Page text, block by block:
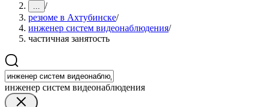
... /
резюме в Ахтубинске/
инженер систем видеонаблюдения/
частичная занятость
инженер систем видеонаблюдения